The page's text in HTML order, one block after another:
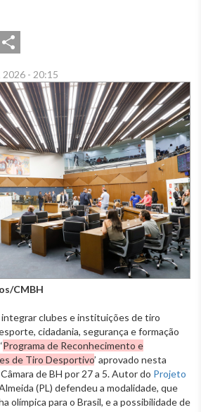
Email
2026 - 20:15
CMBH
clubes e instituições de tiro
cidadania, segurança e formação
Programa de Reconhecimento e
de Tiro Desportivo’ aprovado nesta
de BH por 27 a 5. Autor do Projeto
(PL) defendeu a modalidade, que
olímpica para o Brasil, e a possibilidade de